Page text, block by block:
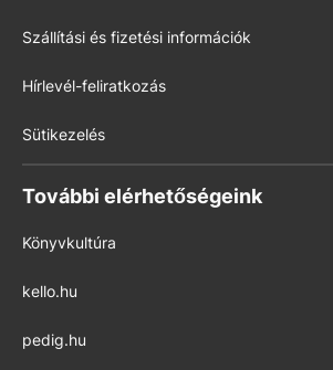
Szállítási és fizetési információk
Hírlevél-feliratkozás
Sütikezelés
További elérhetőségeink
Könyvkultúra
kello.hu
pedig.hu